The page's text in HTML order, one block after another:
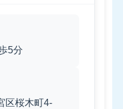
5分
区桜木町4-